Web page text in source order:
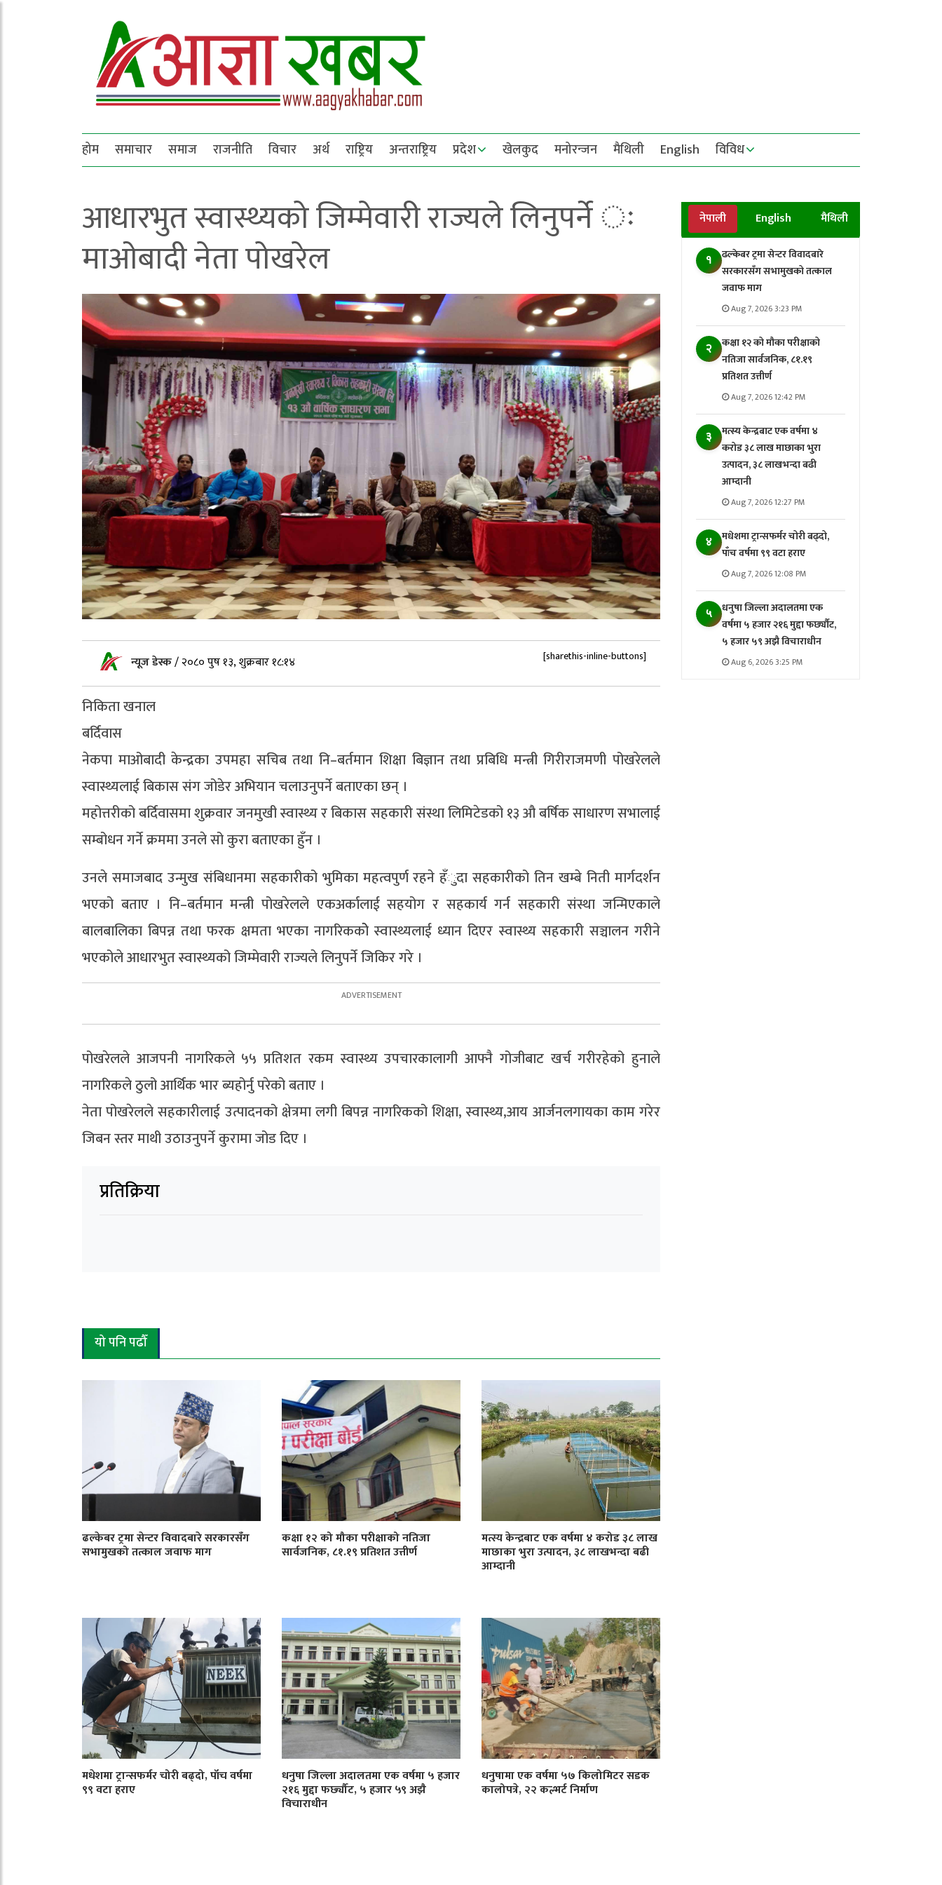
होम समाचार समाज राजनीति विचार अर्थ राष्ट्रिय अन्तराष्ट्रिय प्रदेश खेलकुद मनोरन्जन मैथिली English विविध
आधारभुत स्वास्थ्यको जिम्मेवारी राज्यले लिनुपर्ने ः
माओबादी नेता पोखरेल
न्यूज डेस्क/२०८० पुष १३, शुक्रबार १८:१४ [sharethis-inline-buttons]
निकिता खनाल
बर्दिवास
नेकपा माओबादी केन्द्रका उपमहा सचिब तथा नि–बर्तमान शिक्षा बिज्ञान तथा प्रबिधि मन्त्री गिरीराजमणी पोखरेलले
स्वास्थ्यलाई बिकास संग जोडेर अभियान चलाउनुपर्ने बताएका छन् ।
महोत्तरीको बर्दिवासमा शुक्रवार जनमुखी स्वास्थ्य र बिकास सहकारी संस्था लिमिटेडको १३ औ बर्षिक साधारण सभालाई
सम्बोधन गर्ने क्रममा उनले सो कुरा बताएका हुँन ।
उनले समाजबाद उन्मुख संबिधानमा सहकारीको भुमिका महत्वपुर्ण रहने हँुदा सहकारीको तिन खम्बे निती मार्गदर्शन
भएको बताए । नि–बर्तमान मन्त्री पोखरेलले एकअर्कालाई सहयोग र सहकार्य गर्न सहकारी संस्था जन्मिएकाले
बालबालिका बिपन्न तथा फरक क्षमता भएका नागरिककोे स्वास्थ्यलाई ध्यान दिएर स्वास्थ्य सहकारी सञ्चालन गरीने
भएकोले आधारभुत स्वास्थ्यको जिम्मेवारी राज्यले लिनुपर्ने जिकिर गरे ।
पोखरेलले आजपनी नागरिकले ५५ प्रतिशत रकम स्वास्थ्य उपचारकालागी आफ्नै गोजीबाट खर्च गरीरहेको हुनाले
नागरिकले ठुलो आर्थिक भार ब्यहोर्नु परेको बताए ।
नेता पोखरेलले सहकारीलाई उत्पादनको क्षेत्रमा लगी बिपन्न नागरिकको शिक्षा, स्वास्थ्य,आय आर्जनलगायका काम गरेर
जिबन स्तर माथी उठाउनुपर्ने कुरामा जोड दिए ।
प्रतिक्रिया
नेपाली English मैथिली
१
ढल्केबर ट्रमा सेन्टर विवादबारे
सरकारसँग सभामुखको तत्काल
जवाफ माग
Aug 7, 2026 3:23 PM
२
कक्षा १२ को मौका परीक्षाको
नतिजा सार्वजनिक, ८१.१९
प्रतिशत उत्तीर्ण
Aug 7, 2026 12:42 PM
३
मत्स्य केन्द्रबाट एक वर्षमा ४
करोड ३८ लाख माछाका भुरा
उत्पादन, ३८ लाखभन्दा बढी
आम्दानी
Aug 7, 2026 12:27 PM
४
मधेशमा ट्रान्सफर्मर चोरी बढ्दो,
पाँच वर्षमा ९९ वटा हराए
Aug 7, 2026 12:08 PM
५
धनुषा जिल्ला अदालतमा एक
वर्षमा ५ हजार २१६ मुद्दा फर्छ्यौट,
५ हजार ५९ अझै विचाराधीन
Aug 6, 2026 3:25 PM
यो पनि पढौँ
ढल्केबर ट्रमा सेन्टर विवादबारे सरकारसँग
सभामुखको तत्काल जवाफ माग
कक्षा १२ को मौका परीक्षाको नतिजा
सार्वजनिक, ८१.१९ प्रतिशत उत्तीर्ण
मत्स्य केन्द्रबाट एक वर्षमा ४ करोड ३८ लाख
माछाका भुरा उत्पादन, ३८ लाखभन्दा बढी
आम्दानी
मधेशमा ट्रान्सफर्मर चोरी बढ्दो, पाँच वर्षमा
९९ वटा हराए
धनुषा जिल्ला अदालतमा एक वर्षमा ५ हजार
२१६ मुद्दा फर्छ्यौट, ५ हजार ५९ अझै
विचाराधीन
धनुषामा एक वर्षमा ५७ किलोमिटर सडक
कालोपत्रे, २२ कल्भर्ट निर्माण